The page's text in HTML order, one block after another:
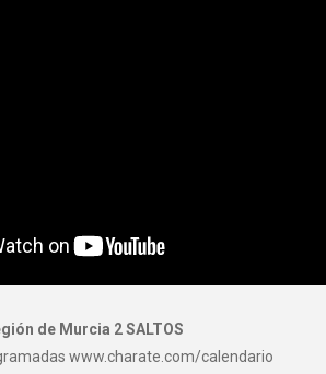
de Murcia 2 SALTOS
www.charate.com/calendario